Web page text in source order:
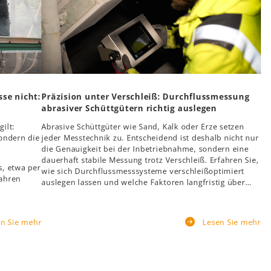
nicht:
die
etwa per
Sie mehr
Präzision unter Verschleiß: Durchflussmessung
abrasiver Schüttgütern richtig auslegen
Abrasive Schüttgüter wie Sand, Kalk oder Erze setzen
jeder Messtechnik zu. Entscheidend ist deshalb nicht nur
die Genauigkeit bei der Inbetriebnahme, sondern eine
dauerhaft stabile Messung trotz Verschleiß. Erfahren Sie,
wie sich Durchflussmesssysteme verschleißoptimiert
auslegen lassen und welche Faktoren langfristig über…
Lesen Sie mehr